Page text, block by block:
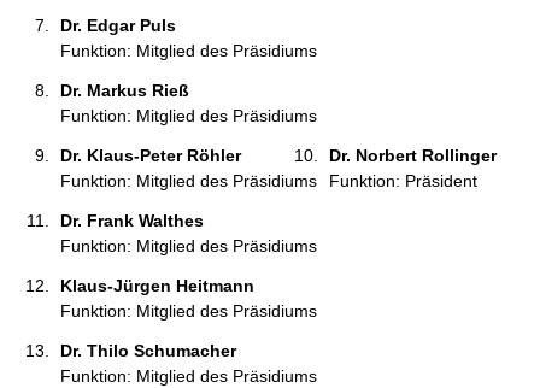
Dr. Edgar Puls
Funktion: Mitglied des Präsidiums
Dr. Markus Rieß
Funktion: Mitglied des Präsidiums
Dr. Klaus-Peter Röhler
Funktion: Mitglied des Präsidiums
Dr. Norbert Rollinger
Funktion: Präsident
Dr. Frank Walthes
Funktion: Mitglied des Präsidiums
Klaus-Jürgen Heitmann
Funktion: Mitglied des Präsidiums
Dr. Thilo Schumacher
Funktion: Mitglied des Präsidiums